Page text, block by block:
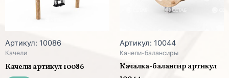
Артикул: 10086
Качели
Качели артикул 10086
Артикул: 10044
Качели-балансиры
Качалка-балансир артикул